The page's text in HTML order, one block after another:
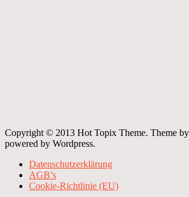
Copyright © 2013 Hot Topix Theme. Theme
powered by Wordpress.
Datenschutzerklärung
AGB’s
Cookie-Richtlinie (EU)